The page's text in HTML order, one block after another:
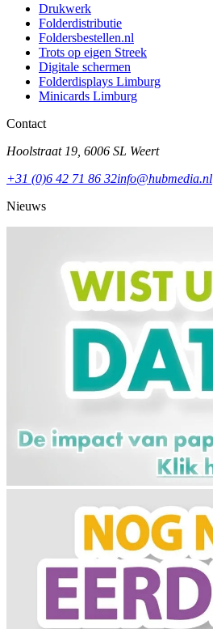
Drukwerk
Folderdistributie
Foldersbestellen.nl
Trots op eigen Streek
Digitale schermen
Folderdisplays Limburg
Minicards Limburg
Contact
Hoolstraat 19 6006 SL Weert
+31 (0)6 42 71 86 32info@hubmedia.nl
Nieuws